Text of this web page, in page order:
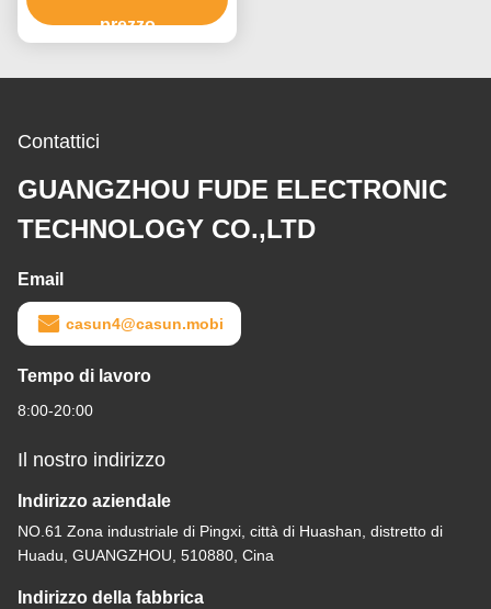
passo di fase
prezzo
Contattici
GUANGZHOU FUDE ELECTRONIC
TECHNOLOGY CO.,LTD
Email
casun4@casun.mobi
Tempo di lavoro
8:00-20:00
Il nostro indirizzo
Indirizzo aziendale
NO.61 Zona industriale di Pingxi, città di Huashan, distretto di
Huadu, GUANGZHOU, 510880, Cina
Indirizzo della fabbrica